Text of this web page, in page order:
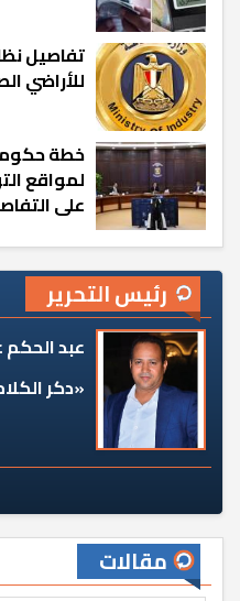
تفاصيل
للأراضي
خطة
لمواقع
على
رئيس التحرير
عبد الحكم
«دكر
مقالات